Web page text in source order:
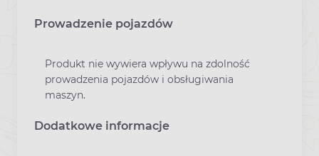
Prowadzenie pojazdów
Produkt nie wywiera wpływu na zdolność
prowadzenia pojazdów i obsługiwania
maszyn.
Dodatkowe informacje